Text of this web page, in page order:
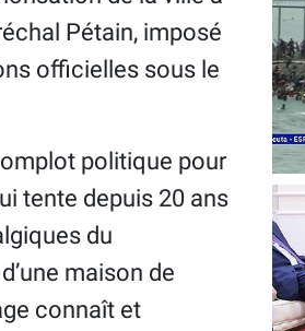
Pétain, imposé
officielles sous le
politique pour
tente depuis 20 ans
du
maison de
connaît et